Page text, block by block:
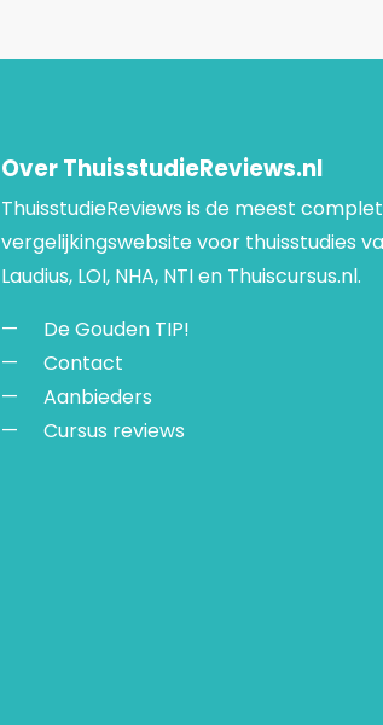
Over ThuisstudieReviews.nl
ThuisstudieReviews is de meest
vergelijkingswebsite voor thuisstudies
Laudius, LOI, NHA, NTI en Thuiscursus.nl.
De Gouden TIP!
Contact
Aanbieders
Cursus reviews